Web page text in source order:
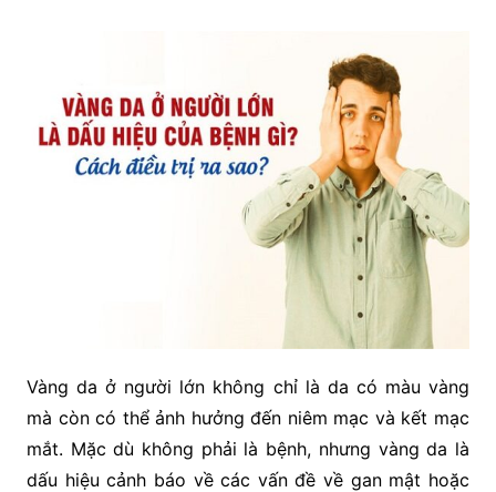
Vàng da ở người lớn không chỉ là da có màu vàng
mà còn có thể ảnh hưởng đến niêm mạc và kết mạc
mắt. Mặc dù không phải là bệnh, nhưng vàng da là
dấu hiệu cảnh báo về các vấn đề về gan mật hoặc